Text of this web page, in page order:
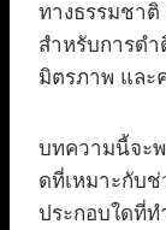
ทางธรรมชา
สำหรับการดำ
มิตรภาพ และ
บทความนี้จะ
ดที่เหมาะกับช่
ประกอบใดที่ท